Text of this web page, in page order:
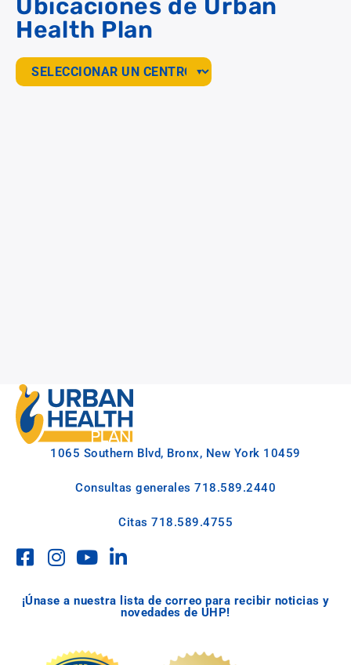
Ubicaciones de Urban
Health Plan
1065 Southern Blvd, Bronx, New York 10459
Consultas generales 718.589.2440
Citas 718.589.4755
¡Únase a nuestra lista de correo para recibir noticias y
novedades de UHP!